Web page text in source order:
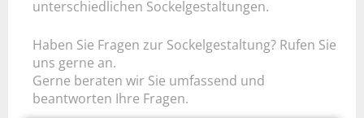
unterschiedlichen Sockelgestaltungen.
Haben Sie Fragen zur Sockelgestaltung? Rufen Sie
uns gerne an.
Gerne beraten wir Sie umfassend und
beantworten Ihre Fragen.